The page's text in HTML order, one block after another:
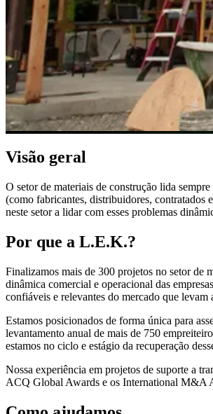
Visão geral
O setor de materiais de construção lida
(como fabricantes, distribuidores, contratados
neste setor a lidar com esses problemas
Por que a L.E.K.?
Finalizamos mais de 300 projetos no setor de
dinâmica comercial e operacional das
confiáveis e relevantes do mercado que levam
Estamos posicionados de forma única para
levantamento anual de mais de 750
estamos no ciclo e estágio da recuperação
Nossa experiência em projetos de suporte a
ACQ Global Awards e os International M&A